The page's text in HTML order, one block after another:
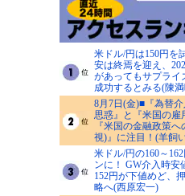
米ドル/円は150円を
安は終焉を迎え、
があってもサプライ
成功するとみる(陳
8月7日(金)■『為替
思惑』と『米国の雇
『米国の金融政策
視)』に注目！(羊飼
米ドル/円の160～
ンに！ GW介入時安
152円が下値めど、
略へ(西原宏一)